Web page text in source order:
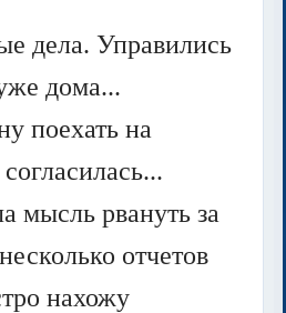
дела. Управились
дома...
поехать на
мысль рвануть за
отчетов
нахожу